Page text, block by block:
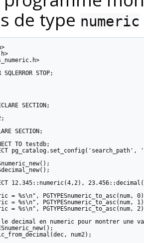
de type numeric
SQLERROR STOP;
SECTION;
SECTION;
TO testdb;
pg_catalog.set_config('search_path',
12.345::numeric(4,2),
= %s\n", PGTYPESnumeric_to_asc(num,
= %s\n", PGTYPESnumeric_to_asc(num,
= %s\n", PGTYPESnumeric_to_asc(num,
decimal en numeric pour montrer une
num2);